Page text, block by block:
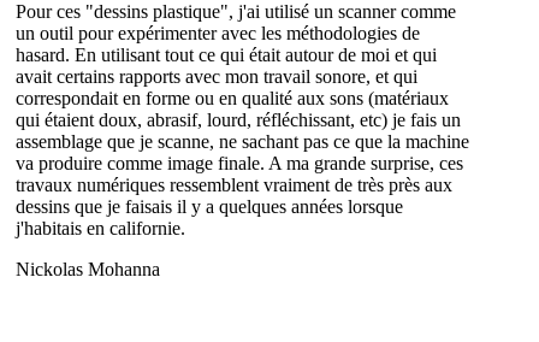
Pour ces "dessins plastique", j'ai utilisé un scanner comme
un outil pour expérimenter avec les méthodologies de
hasard. En utilisant tout ce qui était autour de moi et qui
avait certains rapports avec mon travail sonore, et qui
correspondait en forme ou en qualité aux sons (matériaux
qui étaient doux, abrasif, lourd, réfléchissant, etc) je fais un
assemblage que je scanne, ne sachant pas ce que la machine
va produire comme image finale. A ma grande surprise, ces
travaux numériques ressemblent vraiment de très près aux
dessins que je faisais il y a quelques années lorsque
j'habitais en californie.
Nickolas Mohanna